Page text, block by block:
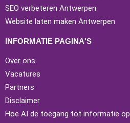
SEO verbeteren Antwerpen
Website laten maken Antwerpen
INFORMATIE PAGINA'S
Over ons
Vacatures
Partners
Disclaimer
Hoe AI de toegang tot informatie